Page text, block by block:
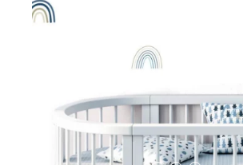
délicates
À partir
beige
À partir
de
29,90€